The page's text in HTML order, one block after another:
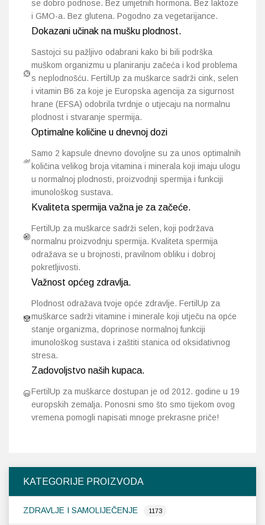
KATEGORIJE PROIZVODA
ZDRAVLJE I SAMOLIJEČENJE 1173
se dobro podnose. Bez umjetnih hormona. Bez laktoze
i GMO-a. Bez glutena. Pogodno za vegetarijance.
Dokazani učinak na mušku plodnost.
Sastojci su pažljivo odabrani kako bi bili podrška
muškom organizmu u planiranju začeća i kod problema
s neplodnošću. FertilUp za muškarce sadrži cink, selen
i vitamin B6 za koje je Europska agencija za sigurnost
hrane (EFSA) odobrila tvrdnje o utjecaju na normalnu
plodnost i stvaranje spermija.
Optimalne količine u dnevnoj dozi
Samo 2 kapsule dnevno dovoljne su za unos optimalnih
količina velikog broja vitamina i minerala koji imaju ulogu
u normalnoj plodnosti, proizvodnji spermija i funkciji
imunološkog sustava.
Kvaliteta spermija važna je za začeće.
FertilUp za muškarce sadrži selen, koji podržava
normalnu proizvodnju spermija. Kvaliteta spermija
odražava se u brojnosti, pravilnom obliku i dobroj
pokretljivosti.
Važnost općeg zdravlja.
Plodnost odražava tvoje opće zdravlje. FertilUp za
muškarce sadrži vitamine i minerale koji utječu na opće
stanje organizma, doprinose normalnoj funkciji
imunološkog sustava i zaštiti stanica od oksidativnog
stresa.
Zadovoljstvo naših kupaca.
FertilUp za muškarce dostupan je od 2012. godine u 19
europskih zemalja. Ponosni smo što smo tijekom ovog
vremena pomogli napisati mnoge prekrasne priče!